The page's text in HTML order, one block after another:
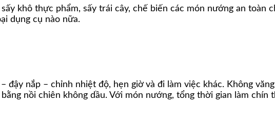
khô thực phẩm, sấy trái cây, chế biến các món nướng an toàn
dụng cụ nào nữa.
nắp – chỉnh nhiệt độ, hẹn giờ và đi làm việc khác. Không
nồi chiên không dầu. Với món nướng, tổng thời gian làm chín